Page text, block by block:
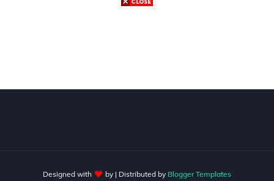
Designed with by | Distributed by Blogger Templates